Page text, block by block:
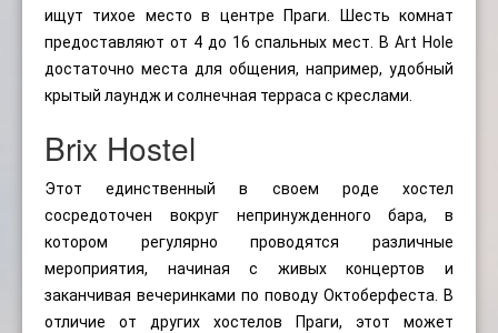
ищут тихое место в центре Праги. Шесть комнат
предоставляют от 4 до 16 спальных мест. В Art Hole
достаточно места для общения, например, удобный
крытый лаундж и солнечная терраса с креслами.
Brix Hostel
Этот единственный в своем роде хостел
сосредоточен вокруг непринужденного бара, в
котором регулярно проводятся различные
мероприятия, начиная с живых концертов и
заканчивая вечеринками по поводу Октоберфеста. В
отличие от других хостелов Праги, этот может